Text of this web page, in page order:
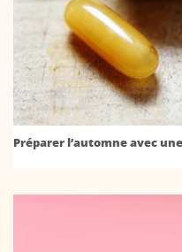
Préparer l’automne avec